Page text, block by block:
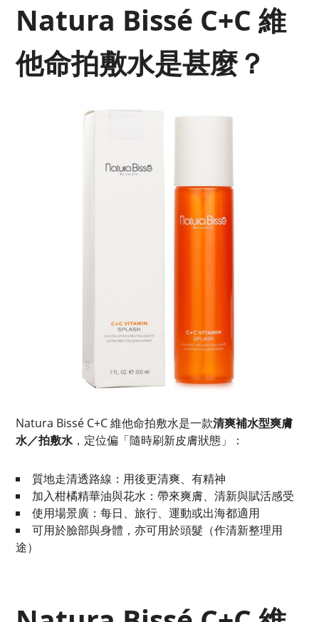
Natura Bissé C+C 維
他命拍敷水是甚麼？
Natura Bissé C+C 維他命拍敷水是一款清爽補水型爽膚
水／拍敷水，定位偏「隨時刷新皮膚狀態」：
質地走清透路線：用後更清爽、有精神
加入柑橘精華油與花水：帶來爽膚、清新與賦活感受
使用場景廣：每日、旅行、運動或出海都適用
可用於臉部與身體，亦可用於頭髮（作清新整理用
途）